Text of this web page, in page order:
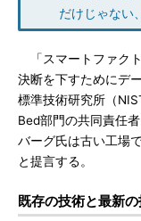
だけじゃない
「スマートファク
決断を下すためにデ
標準技術研究所（
Bed部門の共同責任
バーグ氏は古い工場
と提言する。
既存の技術と最新